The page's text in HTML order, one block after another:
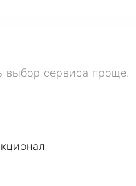
выбор сервиса проще.